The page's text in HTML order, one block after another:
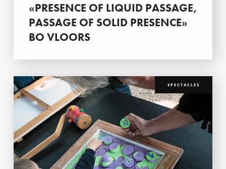
«PRESENCE OF LIQUID PASSAGE,
PASSAGE OF SOLID PRESENCE»
BO VLOORS
SPECTACLES